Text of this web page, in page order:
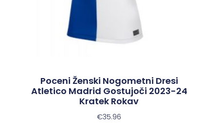
Poceni Ženski Nogometni Dresi
Atletico Madrid Gostujoči 2023-24
Kratek Rokav
€35.96